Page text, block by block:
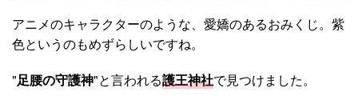
アニメのキャラクターのような、愛嬌のあるおみくじ。紫
色というのもめずらしいですね。
"足腰の守護神"と言われる護王神社で見つけました。